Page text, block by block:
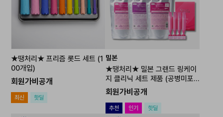
★땡처리★ 프리즘 롯드 세트 (1
00개입)
회원가비공개
최신 핫딜
밀본
★땡처리★ 밀본 그랜드 링케이
지 클리닉 세트 제품 (공병미포
함)
회원가비공개
추천 인기 핫딜